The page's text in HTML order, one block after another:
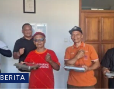
BERITA